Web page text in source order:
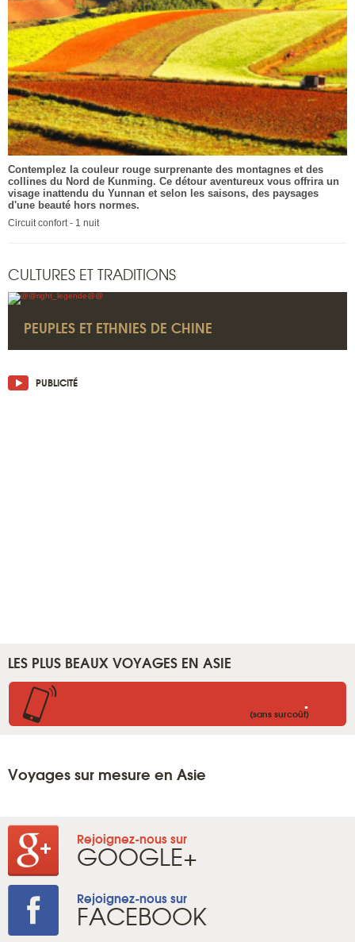
Contemplez la couleur rouge surprenante des montagnes et des
collines du Nord de Kunming. Ce détour aventureux vous offrira un
visage inattendu du Yunnan et selon les saisons, des paysages
d'une beauté hors normes.
Circuit confort - 1 nuit
CULTURES ET TRADITIONS
PEUPLES ET ETHNIES DE CHINE
PUBLICITÉ
LES PLUS BEAUX VOYAGES EN ASIE
.
(sans surcoût)
Voyages sur mesure en Asie
Rejoignez-nous sur
GOOGLE+
Rejoignez-nous sur
FACEBOOK